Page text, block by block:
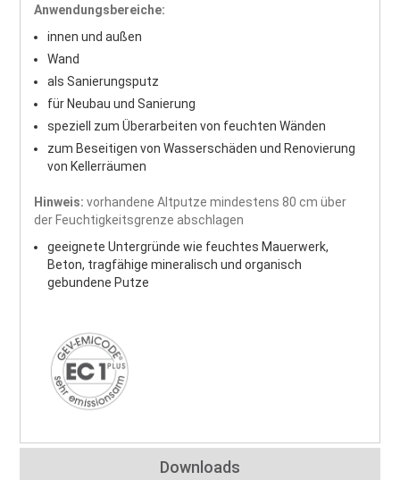
Anwendungsbereiche:
innen und außen
Wand
als Sanierungsputz
für Neubau und Sanierung
speziell zum Überarbeiten von feuchten Wänden
zum Beseitigen von Wasserschäden und Renovierung
von Kellerräumen
Hinweis: vorhandene Altputze mindestens 80 cm über
der Feuchtigkeitsgrenze abschlagen
geeignete Untergründe wie feuchtes Mauerwerk,
Beton, tragfähige mineralisch und organisch
gebundene Putze
Downloads